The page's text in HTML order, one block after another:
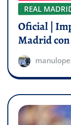
REAL
Oficial |
Madrid